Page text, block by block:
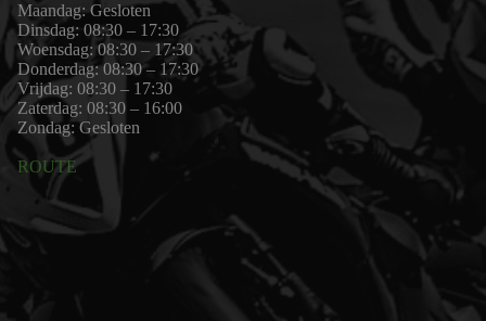
Maandag: Gesloten
Dinsdag: 08:30 – 17:30
Woensdag: 08:30 – 17:30
Donderdag: 08:30 – 17:30
Vrijdag: 08:30 – 17:30
Zaterdag: 08:30 – 16:00
Zondag: Gesloten
ROUTE